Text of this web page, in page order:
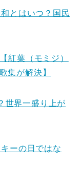
とはいつ？国民
紅葉（モミジ）
集が解決】
世界一盛り上が
ーの日ではな